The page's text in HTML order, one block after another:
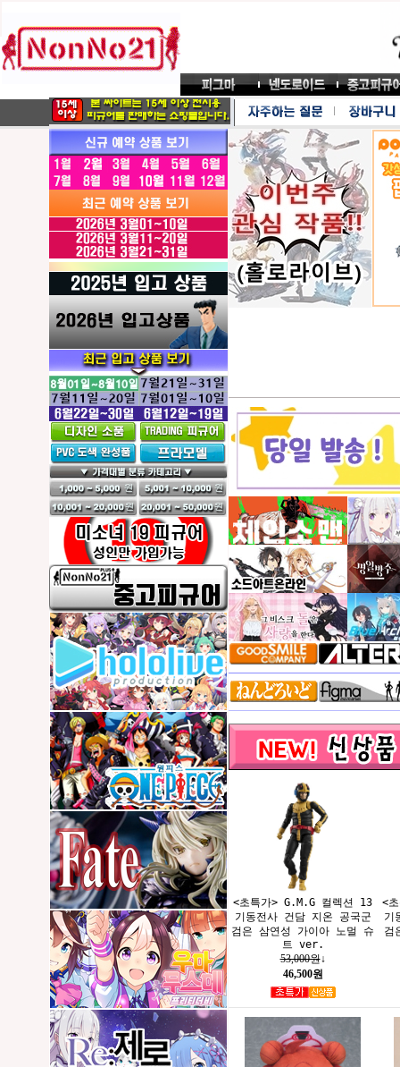
<초특가> G.M.G 컬렉션 13
기동전사 건담 지온 공국군
검은 삼연성 가이아 노멀 슈
트 ver.
53,000원↓
46,500원
<
기
검